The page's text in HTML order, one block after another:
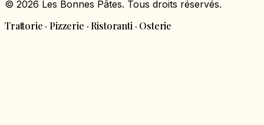
© 2026 Les Bonnes Pâtes. Tous droits réservés.
Trattorie · Pizzerie · Ristoranti · Osterie